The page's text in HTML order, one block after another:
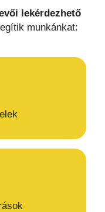
lekérdezhető
munkánkat: